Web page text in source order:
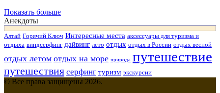
Показать больше
Анекдоты
Алтай Горячий Ключ Интересные места аксессуары для туризма и
отдыха виндсерфинг дайвинг лето отдых отдых в России отдых весной
отдых летом отдых на море природа путешествие
путешествия серфинг туризм экскурсии
© Все права защищены 2026.